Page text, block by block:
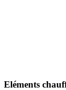
Eléments